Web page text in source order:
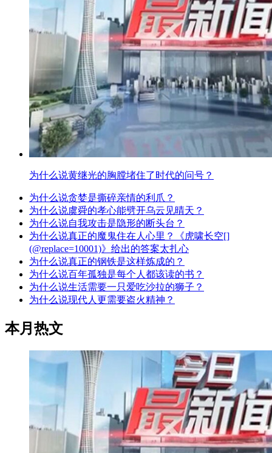
为什么说黄继光的胸膛堵住了时代的问号？
为什么说贪婪是撕碎亲情的利爪？
为什么说虞舜的孝心能劈开乌云见晴天？
为什么说自我攻击是隐形的断头台？
为什么说真正的魔鬼住在人心里？《虎啸长空[]
(@replace=10001)》给出的答案太扎心
为什么说真正的钢铁是这样炼成的？
为什么说百年孤独是每个人都该读的书？
为什么说生活需要一只爱吃沙拉的狮子？
为什么说现代人更需要盗火精神？
本月热文